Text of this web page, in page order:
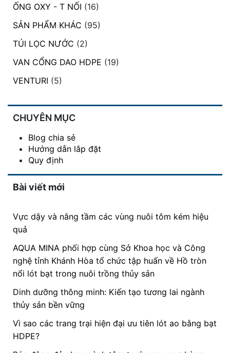
ỐNG OXY - T NỐI (16)
SẢN PHẨM KHÁC (95)
TÚI LỌC NƯỚC (2)
VAN CỔNG DAO HDPE (19)
VENTURI (5)
CHUYÊN MỤC
Blog chia sẻ
Hướng dẫn lắp đặt
Quy định
Bài viết mới
Vực dậy và nâng tầm các vùng nuôi tôm kém hiệu
quả
AQUA MINA phối hợp cùng Sở Khoa học và Công
nghệ tỉnh Khánh Hòa tổ chức tập huấn về Hồ tròn
nổi lót bạt trong nuôi trồng thủy sản
Dinh dưỡng thông minh: Kiến tạo tương lai ngành
thủy sản bền vững
Vì sao các trang trại hiện đại ưu tiên lót ao bằng bạt
HDPE?